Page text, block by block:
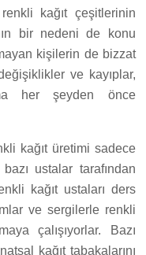
kağıt çeşitlerinin
bir nedeni de konu
kişilerin de bizzat
ve kayıplar,
her şeyden önce
kağıt üretimi sadece
ustalar tarafından
kağıt ustaları ders
ve sergilerle renkli
çalışıyorlar. Bazı
kağıt tabakalarını